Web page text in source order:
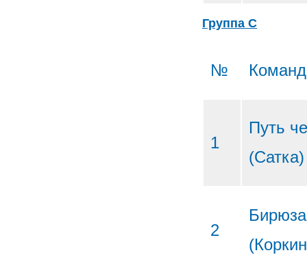
Группа С
№
1
Путь
(Сатка)
2
Бирюза